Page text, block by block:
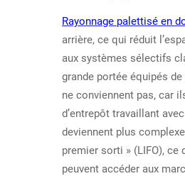
Rayonnage palettisé en
arrière, ce qui réduit
aux systèmes sélectifs
grande portée équipés
ne conviennent pas, car
d’entrepôt travaillant
deviennent plus
premier sorti » (LIFO),
peuvent accéder aux